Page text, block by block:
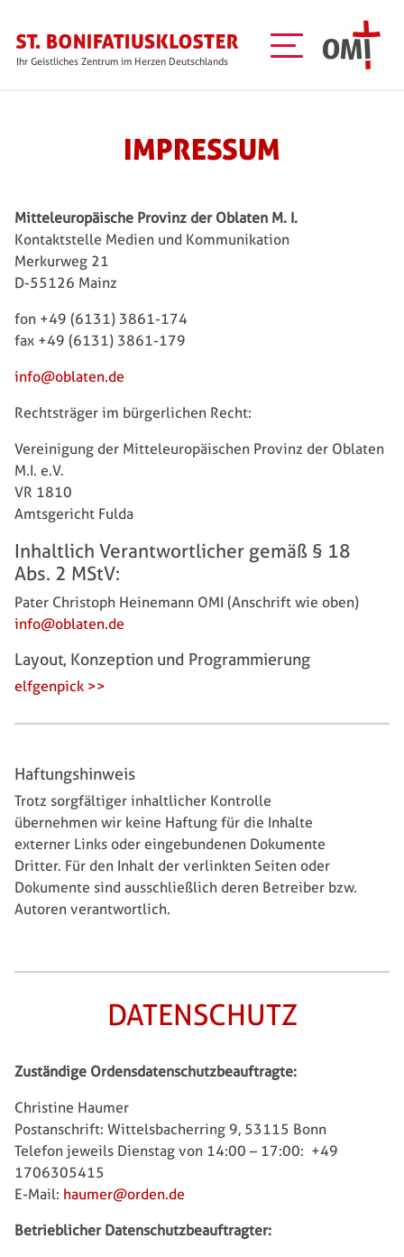
Ihr Geistliches Zentrum im Herzen Deutschlands
IMPRESSUM
Mitteleuropäische Provinz der Oblaten M. I.
Kontaktstelle Medien und Kommunikation
Merkurweg 21
D-55126 Mainz
fon +49 (6131) 3861-174
fax +49 (6131) 3861-179
info@oblaten.de
Rechtsträger im bürgerlichen Recht:
Vereinigung der Mitteleuropäischen Provinz der Oblaten
M.I. e.V.
VR 1810
Amtsgericht Fulda
Inhaltlich Verantwortlicher gemäß § 18
Abs. 2 MStV:
Pater Christoph Heinemann OMI (Anschrift wie oben)
info@oblaten.de
Layout, Konzeption und Programmierung
elfgenpick >>
Haftungshinweis
Trotz sorgfältiger inhaltlicher Kontrolle
übernehmen wir keine Haftung für die Inhalte
externer Links oder eingebundenen Dokumente
Dritter. Für den Inhalt der verlinkten Seiten oder
Dokumente sind ausschließlich deren Betreiber bzw.
Autoren verantwortlich.
DATENSCHUTZ
Zuständige Ordensdatenschutzbeauftragte:
Christine Haumer
Postanschrift: Wittelsbacherring 9, 53115 Bonn
Telefon jeweils Dienstag von 14:00 – 17:00: +49
1706305415
E-Mail: haumer@orden.de
Betrieblicher Datenschutzbeauftragter: